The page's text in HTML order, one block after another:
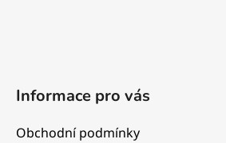
Informace pro vás
Obchodní podmínky